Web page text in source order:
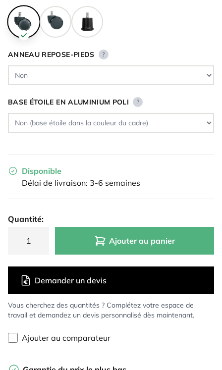
ANNEAU REPOSE-PIEDS ?
BASE ÉTOILE EN ALUMINIUM POLI ?
Disponible
Délai de livraison: 3-6 semaines
Quantité:
Ajouter au panier
Vous cherchez des quantités ? Complétez votre espace de
travail et demandez un devis personnalisé dès maintenant.
Demander un devis
Ajouter au comparateur